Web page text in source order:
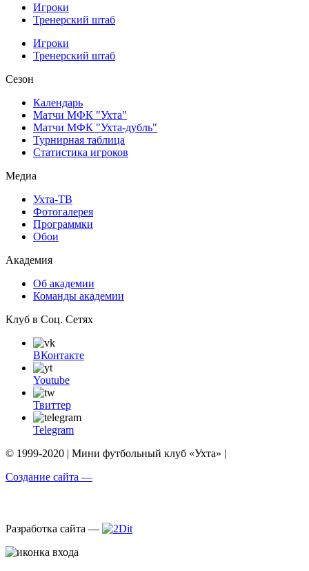
Игроки
Тренерский штаб
Игроки
Тренерский штаб
Сезон
Календарь
Матчи МФК "Ухта"
Матчи МФК "Ухта-дубль"
Турнирная таблица
Статистика игроков
Медиа
Ухта-ТВ
Фотогалерея
Программки
Обои
Академия
Об академии
Команды академии
Клуб в Соц. Сетях
ВКонтакте
Youtube
Твиттер
Telegram
© 1999-2020 | Мини футбольный клуб «Ухта» |
Создание сайта —
Разработка сайта —